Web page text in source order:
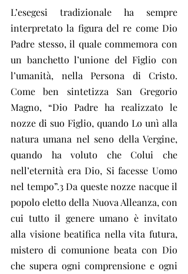
L’esegesi tradizionale ha sempre
interpretato la figura del re come Dio
Padre stesso, il quale commemora con
un banchetto l’unione del Figlio con
l’umanità, nella Persona di Cristo.
Come ben sintetizza San Gregorio
Magno, “Dio Padre ha realizzato le
nozze di suo Figlio, quando Lo unì alla
natura umana nel seno della Vergine,
quando ha voluto che Colui che
nell’eternità era Dio, Si facesse Uomo
nel tempo”.3 Da queste nozze nacque il
popolo eletto della Nuova Alleanza, con
cui tutto il genere umano è invitato
alla visione beatifica nella vita futura,
mistero di comunione beata con Dio
che supera ogni comprensione e ogni